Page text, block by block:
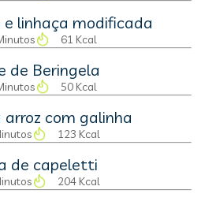
linhaça modificada
61 Kcal
de Beringela
50 Kcal
arroz com galinha
123 Kcal
de capeletti
204 Kcal